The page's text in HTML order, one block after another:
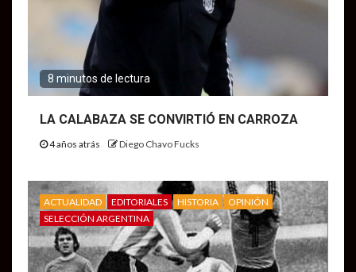
8 minutos de lectura
LA CALABAZA SE CONVIRTIÓ EN CARROZA
4 años atrás Diego Chavo Fucks
ACTUALIDAD EDITORIALES HISTORIA
OPINIÓN
SELECCIÓN ARGENTINA